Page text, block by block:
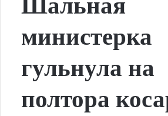
министерка
гульнула на
полтора